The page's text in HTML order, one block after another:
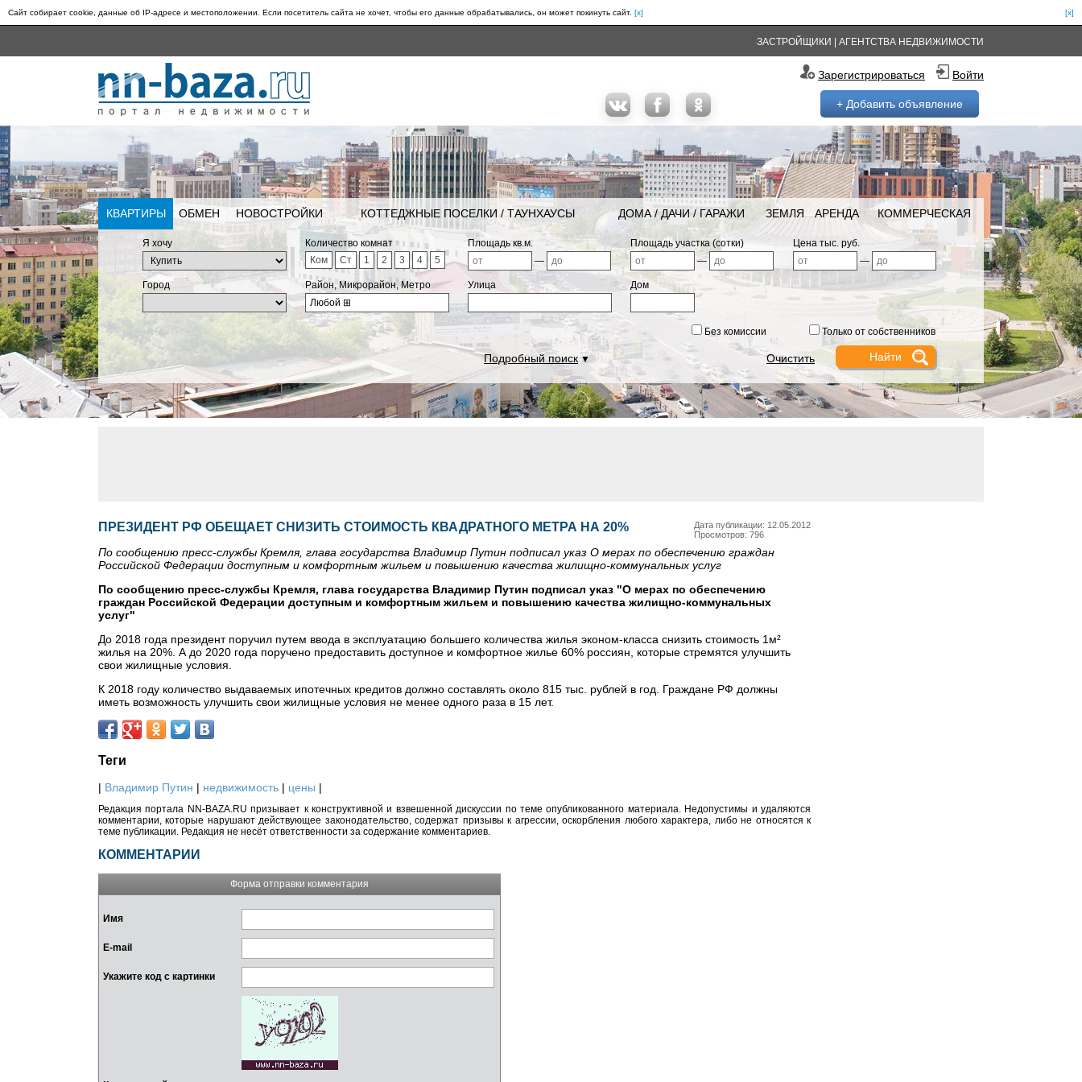
Сайт собирает cookie, данные об IP-адресе и местоположении. Если посетитель сайта не хочет, чтобы его данные обрабатывались, он может покинуть сайт. [x]
[x]
ЗАСТРОЙЩИКИ АГЕНТСТВА НЕДВИЖИМОСТИ
Зарегистрироваться Войти
+ Добавить объявление
КВАРТИРЫ ОБМЕН НОВОСТРОЙКИ КОТТЕДЖНЫЕ ПОСЕЛКИ / ТАУНХАУСЫ ДОМА / ДАЧИ / ГАРАЖИ ЗЕМЛЯ АРЕНДА КОММЕРЧЕСКАЯ
Я хочу
Количество комнат
Ком
Ст 1 2 3 4 5
Площадь кв.м.
—
Площадь участка (сотки)
—
Цена тыс. руб.
—
Город
Район, Микрорайон, Метро
Любой ⊞
Улица Дом
Без комиссии Только от собственников
Подробный поиск▼ Очистить
Дата публикации: 12.05.2012
Просмотров: 796
ПРЕЗИДЕНТ РФ ОБЕЩАЕТ СНИЗИТЬ СТОИМОСТЬ КВАДРАТНОГО МЕТРА НА 20%
По сообщению пресс-службы Кремля, глава государства Владимир Путин подписал указ О мерах по обеспечению граждан
Российской Федерации доступным и комфортным жильем и повышению качества жилищно-коммунальных услуг
По сообщению пресс-службы Кремля, глава государства Владимир Путин подписал указ "О мерах по обеспечению
граждан Российской Федерации доступным и комфортным жильем и повышению качества жилищно-коммунальных
услуг"
До 2018 года президент поручил путем ввода в эксплуатацию большего количества жилья эконом-класса снизить стоимость 1м²
жилья на 20%. А до 2020 года поручено предоставить доступное и комфортное жилье 60% россиян, которые стремятся улучшить
свои жилищные условия.
К 2018 году количество выдаваемых ипотечных кредитов должно составлять около 815 тыс. рублей в год. Граждане РФ должны
иметь возможность улучшить свои жилищные условия не менее одного раза в 15 лет.
Теги
| Владимир Путин | недвижимость | цены |
Редакция портала NN-BAZA.RU призывает к конструктивной и взвешенной дискуссии по теме опубликованного материала. Недопустимы и удаляются
комментарии, которые нарушают действующее законодательство, содержат призывы к агрессии, оскорбления любого характера, либо не относятся к
теме публикации. Редакция не несёт ответственности за содержание комментариев.
КОММЕНТАРИИ
Форма отправки комментария
Имя
E-mail
Укажите код с картинки